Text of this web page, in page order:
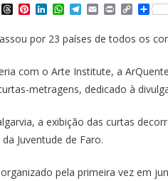
B T
h
e
d
s
P
t
r
e
s
L
n
k
I
n
W
h
t
A
p
p
T
e
e
r
a
m
E
m
a
i
P
n
C
o
y
i
n
k
S
h
r
por 23 países de todos os
com o Arte Institute, a
metragens, dedicado à
a exibição das curtas
Juventude de Faro.
organizado pela primeira vez em